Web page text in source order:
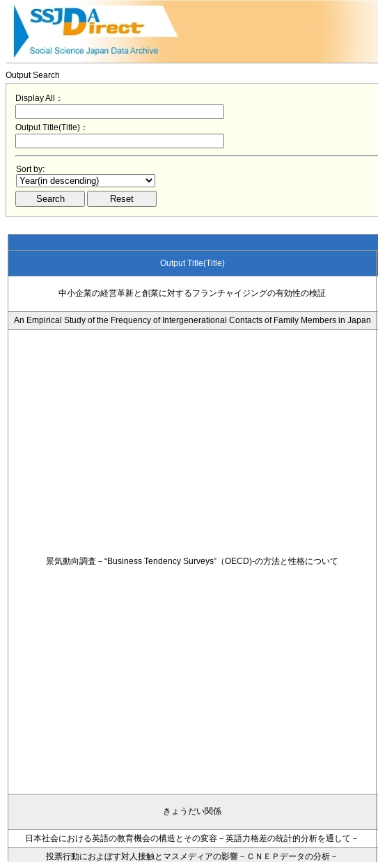
Output Search
Display All：
Output Title(Title)：
Sort by:
Output Title(Title)
中小企業の経営革新と創業に対するフランチャイジングの有効性の検証
An Empirical Study of the Frequency of Intergenerational Contacts of Family Members in Japan
景気動向調査－“Business Tendency Surveys”（OECD)-の方法と性格について
きょうだい関係
日本社会における英語の教育機会の構造とその変容－英語力格差の統計的分析を通して－
投票行動におよぼす対人接触とマスメディアの影響－ＣＮＥＰデータの分析－